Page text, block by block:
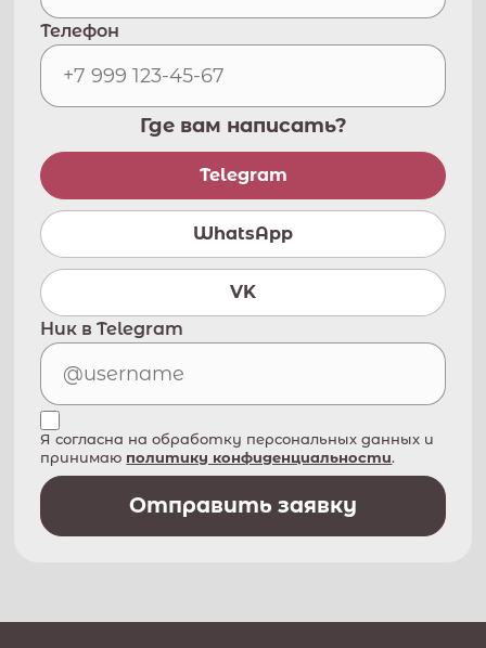
Телефон
Где вам написать?
Telegram
WhatsApp
VK
Ник в Telegram
Я согласна на обработку персональных данных и
принимаю политику конфиденциальности.
Отправить заявку